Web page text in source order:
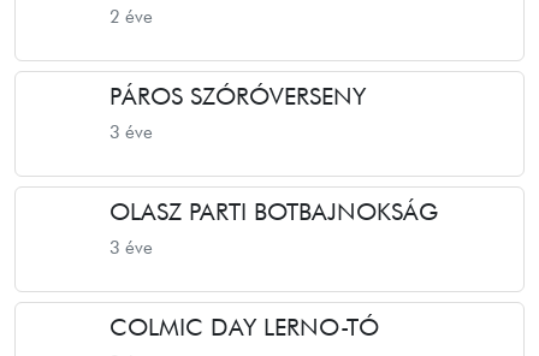
2 éve
PÁROS SZÓRÓVERSENY
3 éve
OLASZ PARTI BOTBAJNOKSÁG
3 éve
COLMIC DAY LERNO-TÓ